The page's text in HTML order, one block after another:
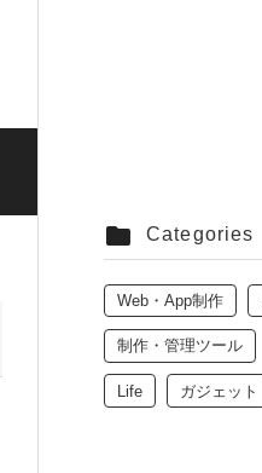
Categories
Web・App制作
制作・管理ツール
Life ガジェット